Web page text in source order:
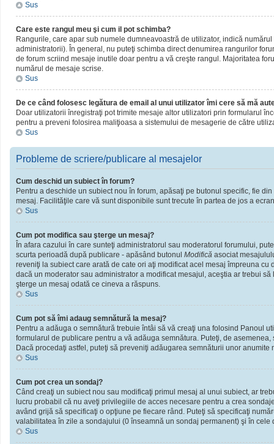
Sus
Care este rangul meu şi cum il pot schimba?
Rangurile, care apar sub numele dumneavoastră de utilizator, indică
administratorii). În general, nu puteţi schimba direct denumirea rangurilor
de forum scriind mesaje inutile doar pentru a vă creşte rangul. Majoritatea
numărul de mesaje scrise.
Sus
De ce când folosesc legătura de email al unui utilizator îmi cere să mă
Doar utilizatorii înregistraţi pot trimite mesaje altor utilizatori prin formularul
pentru a preveni folosirea maliţioasa a sistemului de mesagerie de către
Sus
Probleme de scriere/publicare al mesajelor
Cum deschid un subiect în forum?
Pentru a deschide un subiect nou în forum, apăsaţi pe butonul specific, fie
mesaj. Facilităţile care vă sunt disponibile sunt trecute în partea de jos a
Sus
Cum pot modifica sau şterge un mesaj?
În afara cazului în care sunteţi administratorul sau moderatorul forumului,
scurta perioadă după publicare - apăsând butonul Modifică asociat
reveniţi la subiect care arată de cate ori aţi modificat acel mesaj împreuna
dacă un moderator sau administrator a modificat mesajul, aceştia ar trebui
şterge un mesaj odată ce cineva a răspuns.
Sus
Cum pot să îmi adaug semnătură la mesaj?
Pentru a adăuga o semnătură trebuie întâi să vă creaţi una folosind Panoul
formularul de publicare pentru a vă adăuga semnătura. Puteţi, de
Dacă procedaţi astfel, puteţi să preveniţi adăugarea semnăturii unor
Sus
Cum pot crea un sondaj?
Când creaţi un subiect nou sau modificaţi primul mesaj al unui subiect, ar
lucru probabil că nu aveţi privilegiile de acces necesare pentru a crea
având grijă să specificaţi o opţiune pe fiecare rând. Puteţi să specificaţi
valabilitatea în zile a sondajului (0 înseamnă un sondaj permanent) şi în
Sus